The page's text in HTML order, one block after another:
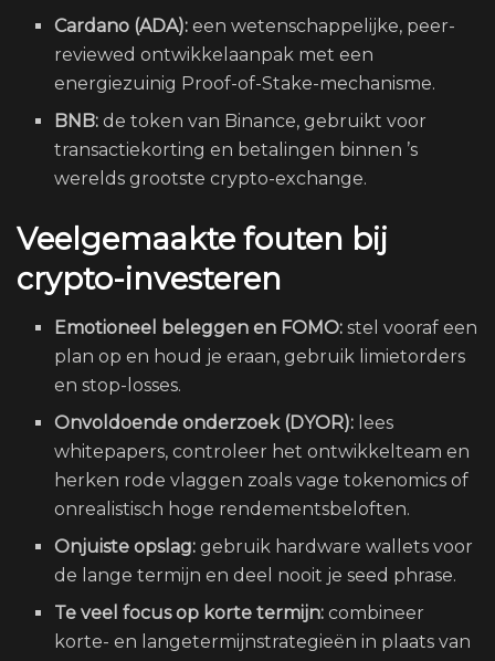
Cardano (ADA): een wetenschappelijke, peer-
reviewed ontwikkelaanpak met een
energiezuinig Proof-of-Stake-mechanisme.
BNB: de token van Binance, gebruikt voor
transactiekorting en betalingen binnen ’s
werelds grootste crypto-exchange.
Veelgemaakte fouten bij
crypto-investeren
Emotioneel beleggen en FOMO: stel vooraf een
plan op en houd je eraan, gebruik limietorders
en stop-losses.
Onvoldoende onderzoek (DYOR): lees
whitepapers, controleer het ontwikkelteam en
herken rode vlaggen zoals vage tokenomics of
onrealistisch hoge rendementsbeloften.
Onjuiste opslag: gebruik hardware wallets voor
de lange termijn en deel nooit je seed phrase.
Te veel focus op korte termijn: combineer
korte- en langetermijnstrategieën in plaats van